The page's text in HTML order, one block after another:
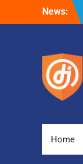
News:
Home